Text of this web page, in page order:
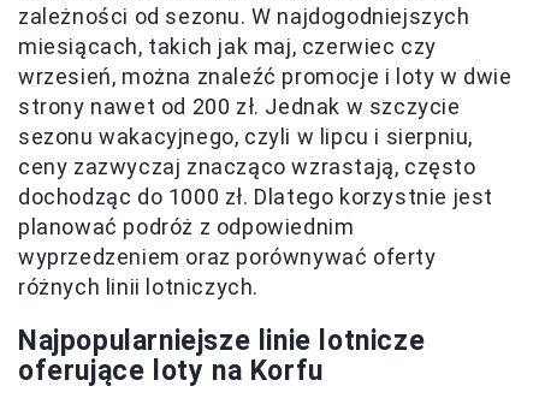
zależności od sezonu. W najdogodniejszych
miesiącach, takich jak maj, czerwiec czy
wrzesień, można znaleźć promocje i loty w dwie
strony nawet od 200 zł. Jednak w szczycie
sezonu wakacyjnego, czyli w lipcu i sierpniu,
ceny zazwyczaj znacząco wzrastają, często
dochodząc do 1000 zł. Dlatego korzystnie jest
planować podróż z odpowiednim
wyprzedzeniem oraz porównywać oferty
różnych linii lotniczych.
Najpopularniejsze linie lotnicze
oferujące loty na Korfu